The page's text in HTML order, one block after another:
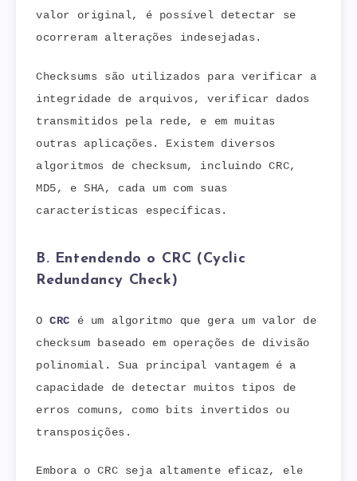
valor original, é possível detectar se
ocorreram alterações indesejadas.
Checksums são utilizados para verificar a
integridade de arquivos, verificar dados
transmitidos pela rede, e em muitas
outras aplicações. Existem diversos
algoritmos de checksum, incluindo CRC,
MD5, e SHA, cada um com suas
características específicas.
B. Entendendo o CRC (Cyclic
Redundancy Check)
OCRC é um algoritmo que gera um valor de
checksum baseado em operações de divisão
polinomial. Sua principal vantagem é a
capacidade de detectar muitos tipos de
erros comuns, como bits invertidos ou
transposições.
Embora o CRC seja altamente eficaz, ele